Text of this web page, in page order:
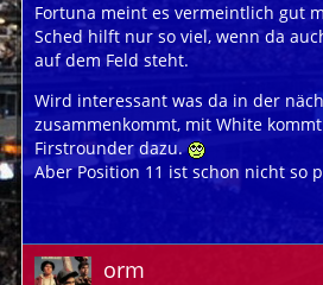
Fortuna meint es vermeintlich gut
Sched hilft nur so viel, wenn da
auf dem Feld steht.
Wird interessant was da in der
zusammenkommt, mit White
Firstrounder dazu.
Aber Position 11 ist schon nicht so
orm